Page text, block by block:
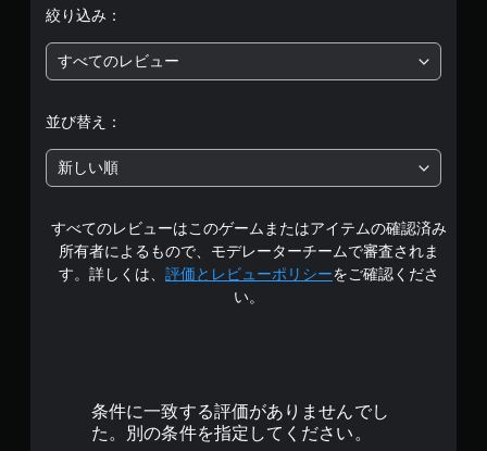
5
段
中
の
3
.
絞り込み：
すべてのレビュー
並び替え：
新しい順
すべてのレビューはこのゲームまたはアイテムの確認済み
所有者によるもので、モデレーターチームで審査されま
す。詳しくは、 評価とレビューポリシーをご確認くださ
い。
条件に一致する評価がありませんでし
た。別の条件を指定してください。